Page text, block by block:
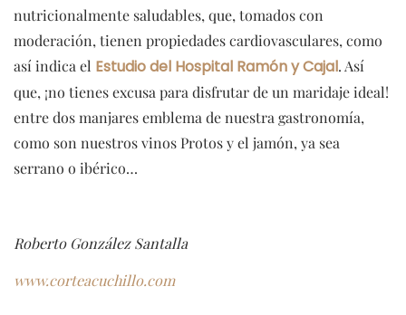
nutricionalmente saludables, que, tomados con
moderación, tienen propiedades cardiovasculares, como
así indica el Estudio del Hospital Ramón y Cajal. Así
que, ¡no tienes excusa para disfrutar de un maridaje ideal!
entre dos manjares emblema de nuestra gastronomía,
como son nuestros vinos Protos y el jamón, ya sea
serrano o ibérico…
Roberto González Santalla
www.corteacuchillo.com